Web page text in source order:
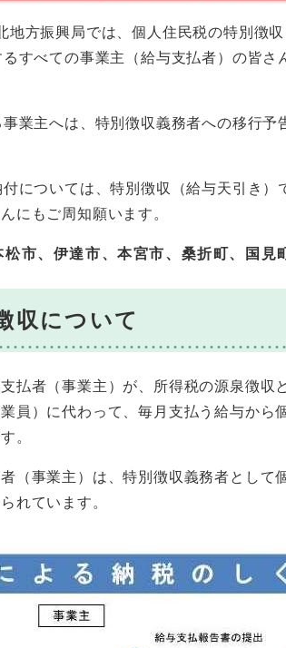
地方振興局では、個人住民税の特別徴
すべての事業主（給与支払者）の皆さ
業主へは、特別徴収義務者への移行予
については、特別徴収（給与天引き）
にもご周知願います。
市、伊達市、本宮市、桑折町、国見
収について
払者（事業主）が、所得税の源泉徴収
員）に代わって、毎月支払う給与から
。
（事業主）は、特別徴収義務者として
れています。